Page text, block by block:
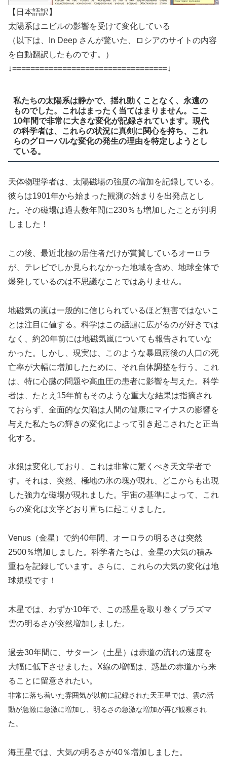
【日本語訳】
太陽系はニビルの影響を受けて変化している
（以下は、In Deep さんが驚いた、ロシアのサイトの内容
を自動翻訳したものです。）
↓==================================↓
私たちの太陽系は静かで、揺れ動くことなく、永遠の
ものでした。これはまったく当てはまりません。ここ
10年間で非常に大きな変化が記録されています。現代
の科学者は、これらの状況に真剣に関心を持ち、これ
らのグローバルな変化の発生の理由を特定しようとし
ている。
天体物理学者は、太陽磁場の強度の増加を記録している。
彼らは1901年から始まった観測の始まりを出発点とし
た。その磁場は過去数年間に230％も増加したことが判明
しました！
この後、最近北極の居住者だけが賞賛しているオーロラ
が、テレビでしか見られなかった地域を含め、地球全体で
爆発しているのは不思議なことではありません。
地磁気の嵐は一般的に信じられているほど無害ではないこ
とは注目に値する。科学はこの話題に広がるのが好きでは
なく、約20年前には地磁気嵐についても報告されていな
かった。しかし、現実は、このような暴風雨後の人口の死
亡率が大幅に増加したために、それ自体調整を行う。これ
は、特に心臓の問題や高血圧の患者に影響を与えた。科学
者は、たとえ15年前もそのような重大な結果は指摘され
ておらず、全面的な欠陥は人間の健康にマイナスの影響を
与えた私たちの輝きの変化によって引き起こされたと正当
化する。
水銀は変化しており、これは非常に驚くべき天文学者で
す。それは、突然、極地の氷の塊が現れ、どこからも出現
した強力な磁場が現れました。宇宙の基準によって、これ
らの変化は文字どおり直ちに起こりました。
Venus（金星）で約40年間、オーロラの明るさは突然
2500％増加しました。科学者たちは、金星の大気の積み
重ねを記録しています。さらに、これらの大気の変化は地
球規模です！
木星では、わずか10年で、この惑星を取り巻くプラズマ
雲の明るさが突然増加しました。
過去30年間に、サターン（土星）は赤道の流れの速度を
大幅に低下させました。X線の増幅は、惑星の赤道から来
ることに留意されたい。
非常に落ち着いた雰囲気が以前に記録された天王星では、雲の活
動が急激に急激に増加し、明るさの急激な増加が再び観察され
た。
海王星では、大気の明るさが40％増加しました。